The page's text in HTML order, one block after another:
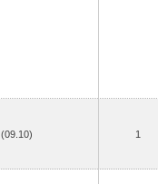
(09.10) 1